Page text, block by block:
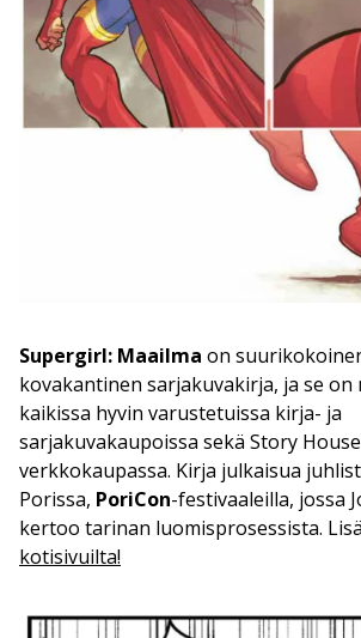
Supergirl: Maailma on
kovakantinen sarjakuvakirja, ja se on
kaikissa hyvin varustetuissa kirja- ja
sarjakuvakaupoissa sekä Story
verkkokaupassa. Kirja julkaisua
Porissa, PoriCon-festivaaleilla, jossa
kertoo tarinan luomisprosessista.
kotisivuilta!